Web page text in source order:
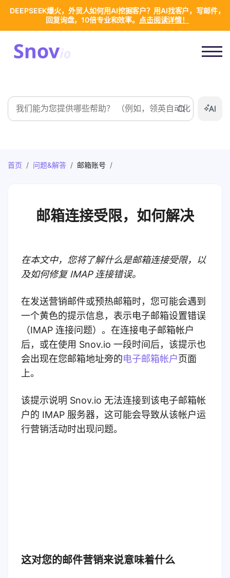
搜
索
首页 / 问题&解答 / 邮箱账号 /
邮箱连接受限，如何解决
在本文中，您将了解什么是邮箱连接受限，以
及如何修复 IMAP 连接错误。
在发送营销邮件或预热邮箱时，您可能会遇到
一个黄色的提示信息，表示电子邮箱设置错误
（IMAP 连接问题）。在连接电子邮箱帐户
后，或在使用 Snov.io 一段时间后，该提示也
会出现在您邮箱地址旁的电子邮箱帐户页面
上。
该提示说明 Snov.io 无法连接到该电子邮箱帐
户的 IMAP 服务器，这可能会导致从该帐户运
行营销活动时出现问题。
这对您的邮件营销来说意味着什么
DEEPSEEK爆火，外贸人如何用AI挖掘客户？用AI找客户，写邮件，
回复询盘，10倍专业和效率。 点击阅读详情！